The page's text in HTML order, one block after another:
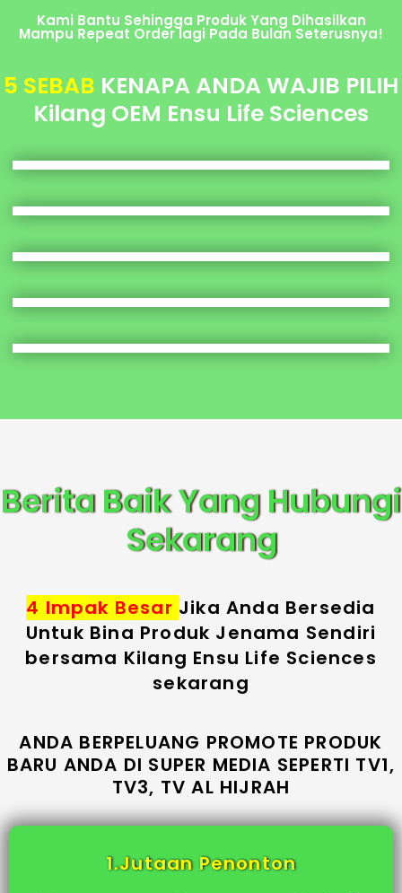
Kami Bantu Sehingga Produk Yang Dihasilkan
Mampu Repeat Order lagi Pada Bulan Seterusnya!
5 SEBAB KENAPA ANDA WAJIB PILIH
Kilang OEM Ensu Life Sciences
Berita Baik Yang Hubungi
Sekarang
4 Impak Besar Jika Anda Bersedia
Untuk Bina Produk Jenama Sendiri
bersama Kilang Ensu Life Sciences
sekarang
ANDA BERPELUANG PROMOTE PRODUK
BARU ANDA DI SUPER MEDIA SEPERTI TV1,
TV3, TV AL HIJRAH
1.Jutaan Penonton